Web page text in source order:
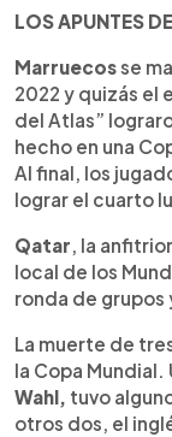
LOS APUNTES
Marruecosse
2022 y quizás el
del Atlas”
hecho en una
Al final, los
lograr el cuarto
Qatar, la
local de los
ronda de grupos
La muerte de
la Copa
Wahl, tuvo
otros dos, el